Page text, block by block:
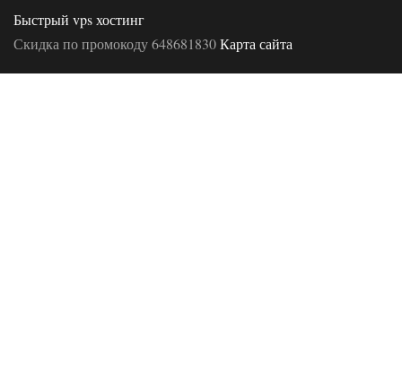
Быстрый vps хостинг
Скидка по промокоду 648681830Карта сайта